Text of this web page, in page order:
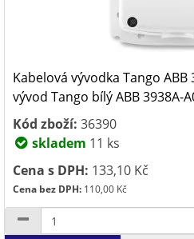
Kabelová vývodka Tango ABB
vývod Tango bílý ABB 3938A-
Kód zboží: 36390
skladem 11 ks
Cena s DPH: 133,10 Kč
Cena bez DPH: 110,00 Kč